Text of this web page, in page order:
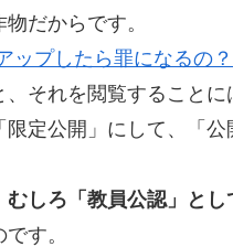
だからです。
ップしたら罪になるの？
それを閲覧すること
定公開」にして、「公
しろ「教員公認」と
です。